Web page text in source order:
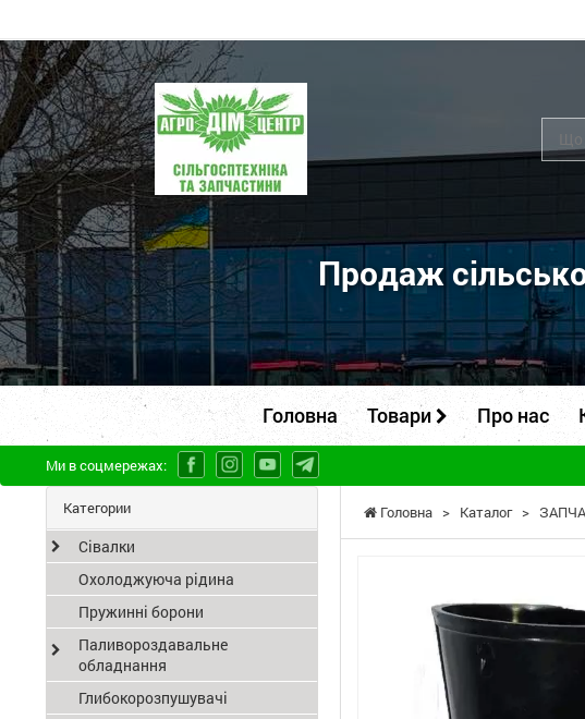
ПП
"Агродім-
центр"
-
продаж
сільськогосподарської
техніки
та
запчастин
Продаж
Головна Товари Про нас
Ми в соцмережах:
Головна > Каталог >
Категории
Сівалки
Охолоджуюча рідина
Пружинні борони
Паливороздавальне
обладнання
Глибокорозпушувачі